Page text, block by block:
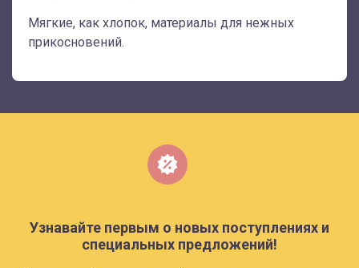
Мягкие, как хлопок, материалы для нежных
прикосновений.
Узнавайте первым о новых поступлениях и
специальных предложений!